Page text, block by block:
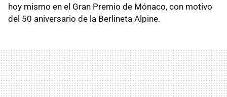
hoy mismo en el Gran Premio de Mónaco, con motivo
del 50 aniversario de la Berlineta Alpine.